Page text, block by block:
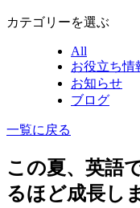
カテゴリーを選ぶ
All
お役立ち情
お知らせ
ブログ
一覧に戻る
この夏、英語
るほど成長し